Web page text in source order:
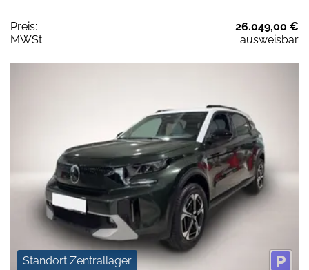
Preis:
26.049,00 €
MWSt:
ausweisbar
Standort Zentrallager